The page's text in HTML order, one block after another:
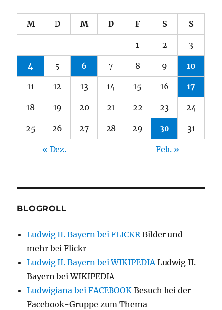
M D M D F S S
1 2 3
4 5 6 7 8 9 10
11 12 13 14 15 16 17
18 19 20 21 22 23 24
25 26 27 28 29 30 31
« Dez. Feb. »
BLOGROLL
Ludwig II. Bayern bei FLICKRBilder und
mehr bei Flickr
Ludwig II. Bayern bei WIKIPEDIALudwig II.
Bayern bei WIKIPEDIA
Ludwigiana bei FACEBOOK Besuch bei der
Facebook-Gruppe zum Thema